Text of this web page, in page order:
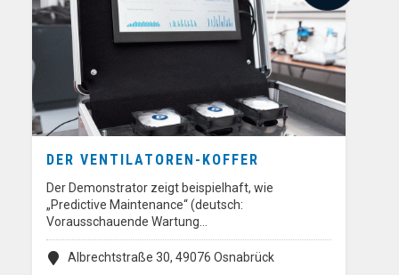
DER VENTILATOREN-KOFFER
Der Demonstrator zeigt beispielhaft, wie
„Predictive Maintenance“ (deutsch:
Vorausschauende Wartung…
Albrechtstraße 30, 49076 Osnabrück